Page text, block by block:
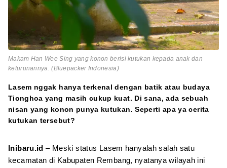
Makam Han Wee Sing yang konon berisi kutukan kepada anak dan
keturunannya. (Bluepacker Indonesia)
Lasem nggak hanya terkenal dengan batik atau budaya
Tionghoa yang masih cukup kuat. Di sana, ada sebuah
nisan yang konon punya kutukan. Seperti apa ya cerita
kutukan tersebut?
Inibaru.id– Meski status Lasem hanyalah salah satu
kecamatan di Kabupaten Rembang, nyatanya wilayah ini